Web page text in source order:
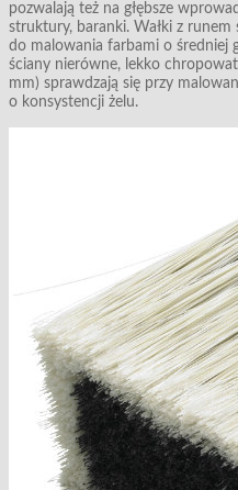
pozwalają też na głębsze
struktury, baranki. Wałki z runem
do malowania farbami o średniej
ściany nierówne, lekko
mm) sprawdzają się przy
o konsystencji żelu.